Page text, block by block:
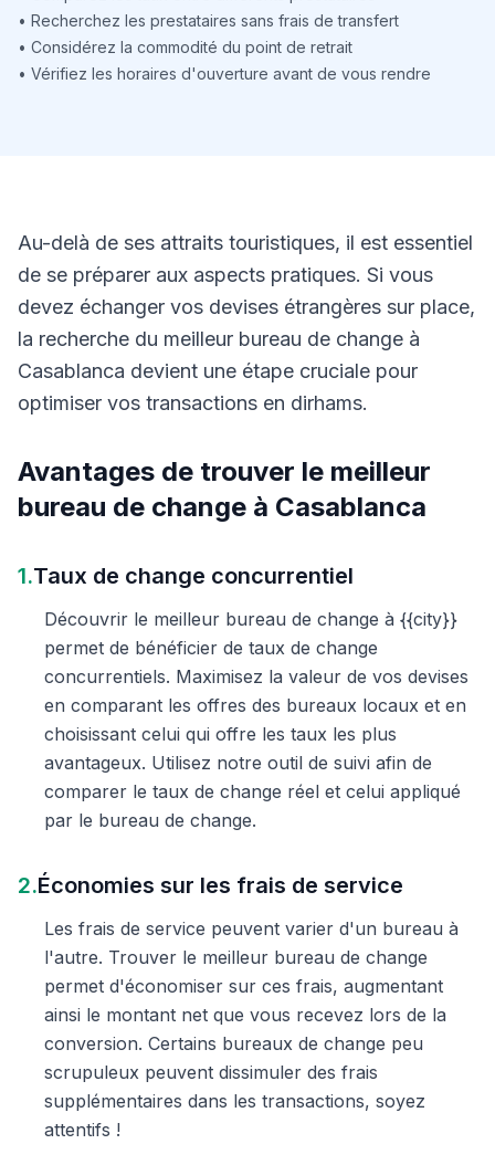
• Recherchez les prestataires sans frais de transfert
• Considérez la commodité du point de retrait
• Vérifiez les horaires d'ouverture avant de vous rendre
Au-delà de ses attraits touristiques, il est essentiel
de se préparer aux aspects pratiques. Si vous
devez échanger vos devises étrangères sur place,
la recherche du meilleur bureau de change à
Casablanca devient une étape cruciale pour
optimiser vos transactions en dirhams.
Avantages de trouver le meilleur
bureau de change à Casablanca
1.Taux de change concurrentiel
Découvrir le meilleur bureau de change à {{city}}
permet de bénéficier de taux de change
concurrentiels. Maximisez la valeur de vos devises
en comparant les offres des bureaux locaux et en
choisissant celui qui offre les taux les plus
avantageux. Utilisez notre outil de suivi afin de
comparer le taux de change réel et celui appliqué
par le bureau de change.
2.Économies sur les frais de service
Les frais de service peuvent varier d'un bureau à
l'autre. Trouver le meilleur bureau de change
permet d'économiser sur ces frais, augmentant
ainsi le montant net que vous recevez lors de la
conversion. Certains bureaux de change peu
scrupuleux peuvent dissimuler des frais
supplémentaires dans les transactions, soyez
attentifs !